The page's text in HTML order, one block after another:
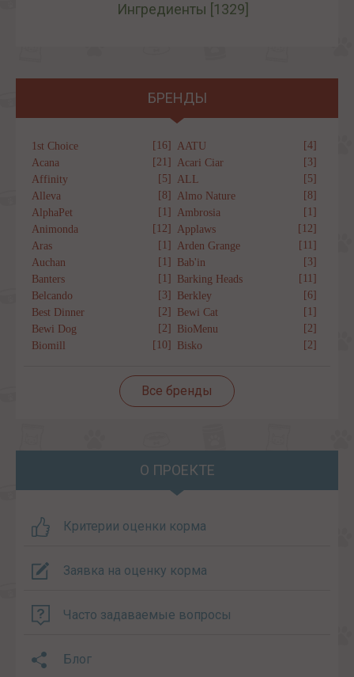
Ингредиенты [1329]
БРЕНДЫ
1st Choice [16] AATU
[4]
Acana
[21] Acari Ciar
[3]
Affinity
[5] ALL
[5]
Alleva
[8] Almo Nature
[8]
AlphaPet
[1] Ambrosia
[1]
Animonda
[12] Applaws
[12]
Aras
[1] Arden Grange
[11]
Auchan
[1] Bab'in
[3]
Banters
[1] Barking Heads
[11]
Belcando
[3] Berkley
[6]
Best Dinner
[2] Bewi Cat
[1]
Bewi Dog
[2] BioMenu
[2]
Biomill
[10] Bisko [2]
Все бренды
О ПРОЕКТЕ
Критерии оценки корма
Заявка на оценку корма
Часто задаваемые вопросы
Блог